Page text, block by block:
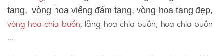
tang, vòng hoa viếng đám tang, vòng hoa tang đẹp,
vòng hoa chia buồn, lẵng hoa chia buồn, hoa chia buồn
…